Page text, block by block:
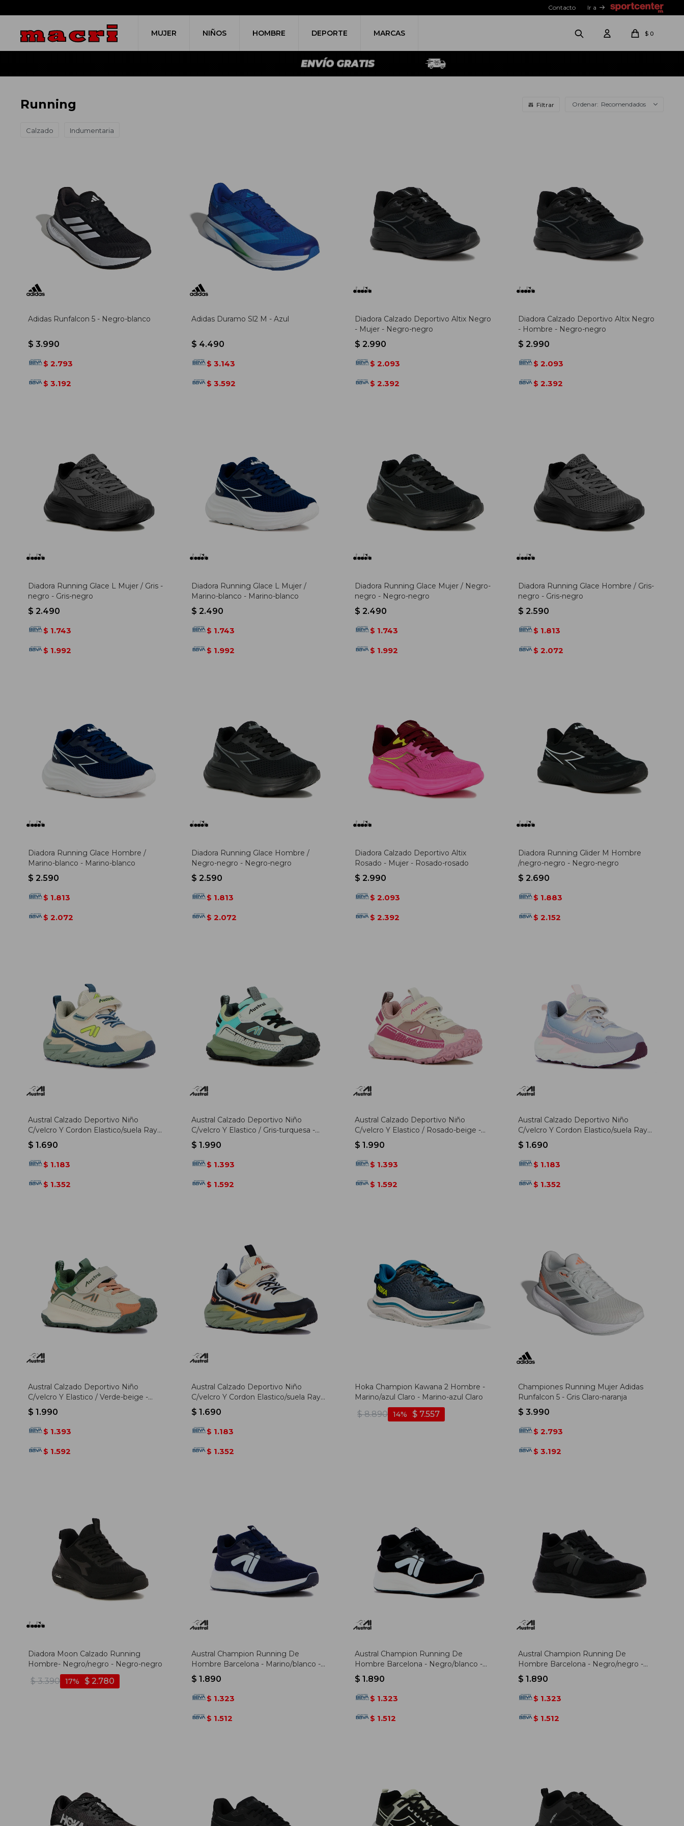
MUJER NIÑOS HOMBRE DEPORTE MARCAS $ 0
Contacto Ir a
Running Recomendados
Calzado Indumentaria
Adidas Runfalcon 5 - Negro-blanco
$ 3.990
$ 2.793
$ 3.192
Adidas Duramo Sl2 M - Azul
$ 4.490
$ 3.143
$ 3.592
Diadora Calzado Deportivo Altix Negro
- Mujer - Negro-negro
$ 2.990
$ 2.093
$ 2.392
Diadora Calzado Deportivo Altix Negro
- Hombre - Negro-negro
$ 2.990
$ 2.093
$ 2.392
Diadora Running Glace L Mujer / Gris -
negro - Gris-negro
$ 2.490
$ 1.743
$ 1.992
Diadora Running Glace L Mujer /
Marino-blanco - Marino-blanco
$ 2.490
$ 1.743
$ 1.992
Diadora Running Glace Mujer / Negro-
negro - Negro-negro
$ 2.490
$ 1.743
$ 1.992
Diadora Running Glace Hombre / Gris-
negro - Gris-negro
$ 2.590
$ 1.813
$ 2.072
Diadora Running Glace Hombre /
Marino-blanco - Marino-blanco
$ 2.590
$ 1.813
$ 2.072
Diadora Running Glace Hombre /
Negro-negro - Negro-negro
$ 2.590
$ 1.813
$ 2.072
Diadora Calzado Deportivo Altix
Rosado - Mujer - Rosado-rosado
$ 2.990
$ 2.093
$ 2.392
Diadora Running Glider M Hombre
/negro-negro - Negro-negro
$ 2.690
$ 1.883
$ 2.152
Austral Calzado Deportivo Niño
C/velcro Y Cordon Elastico/suela Rayo
/ Blanco-azul - Blanco-azul
$ 1.690
$ 1.183
$ 1.352
Austral Calzado Deportivo Niño
C/velcro Y Elastico / Gris-turquesa -
Gris-turquesa
$ 1.990
$ 1.393
$ 1.592
Austral Calzado Deportivo Niño
C/velcro Y Elastico / Rosado-beige -
Rosado-beige
$ 1.990
$ 1.393
$ 1.592
Austral Calzado Deportivo Niño
C/velcro Y Cordon Elastico/suela Rayo
/ Gris-rosado - Gris-rosado
$ 1.690
$ 1.183
$ 1.352
Austral Calzado Deportivo Niño
C/velcro Y Elastico / Verde-beige -
Verde-beige
$ 1.990
$ 1.393
$ 1.592
Austral Calzado Deportivo Niño
C/velcro Y Cordon Elastico/suela Rayo
/ Gris-verde - Gris-verde
$ 1.690
$ 1.183
$ 1.352
Hoka Champion Kawana 2 Hombre -
Marino/azul Claro - Marino-azul Claro
$ 8.890 $ 7.557
14
Championes Running Mujer Adidas
Runfalcon 5 - Gris Claro-naranja
$ 3.990
$ 2.793
$ 3.192
Diadora Moon Calzado Running
Hombre- Negro/negro - Negro-negro
$ 3.390 $ 2.780
17
Austral Champion Running De
Hombre Barcelona - Marino/blanco -
Marino-blanco
$ 1.890
$ 1.323
$ 1.512
Austral Champion Running De
Hombre Barcelona - Negro/blanco -
Negro-blanco
$ 1.890
$ 1.323
$ 1.512
Austral Champion Running De
Hombre Barcelona - Negro/negro -
Negro-negro
$ 1.890
$ 1.323
$ 1.512